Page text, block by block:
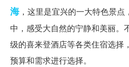
海 ，这里是宜兴的一大特色景
中，感受大自然的宁静和美丽。
级的喜来登酒店等各类住宿选择
预算和需求进行选择。